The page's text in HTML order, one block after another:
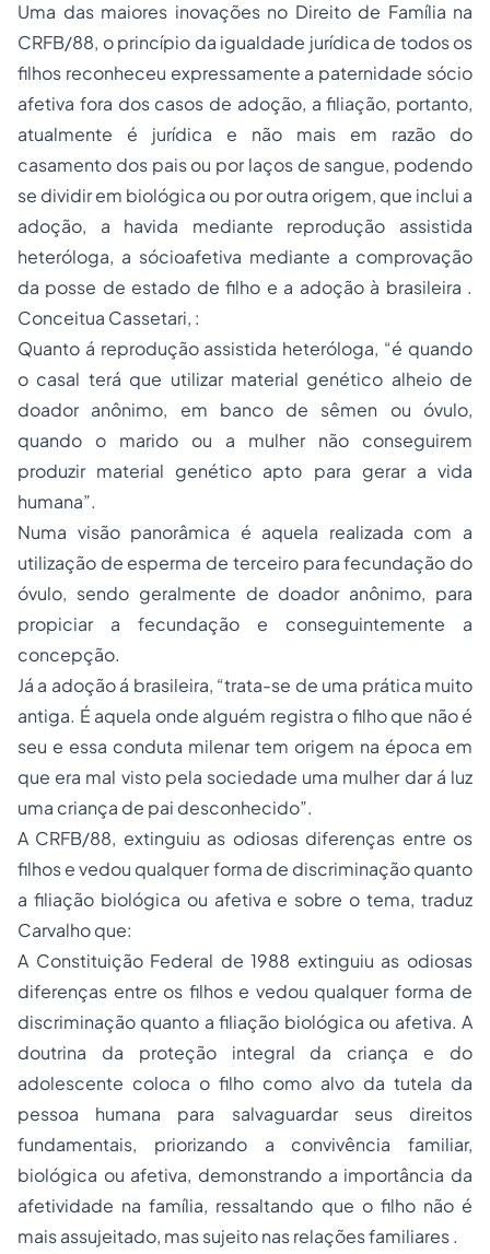
Uma das maiores inovações no Direito de Família na
CRFB/88, o princípio da igualdade jurídica de todos os
filhos reconheceu expressamente a paternidade sócio
afetiva fora dos casos de adoção, a filiação, portanto,
atualmente é jurídica e não mais em razão do
casamento dos pais ou por laços de sangue, podendo
se dividir em biológica ou por outra origem, que inclui a
adoção, a havida mediante reprodução assistida
heteróloga, a sócioafetiva mediante a comprovação
da posse de estado de filho e a adoção à brasileira .
Conceitua Cassetari, :
Quanto á reprodução assistida heteróloga, “é quando
o casal terá que utilizar material genético alheio de
doador anônimo, em banco de sêmen ou óvulo,
quando o marido ou a mulher não conseguirem
produzir material genético apto para gerar a vida
humana”.
Numa visão panorâmica é aquela realizada com a
utilização de esperma de terceiro para fecundação do
óvulo, sendo geralmente de doador anônimo, para
propiciar a fecundação e conseguintemente a
concepção.
Já a adoção á brasileira, “trata-se de uma prática muito
antiga. É aquela onde alguém registra o filho que não é
seu e essa conduta milenar tem origem na época em
que era mal visto pela sociedade uma mulher dar á luz
uma criança de pai desconhecido”.
A CRFB/88, extinguiu as odiosas diferenças entre os
filhos e vedou qualquer forma de discriminação quanto
a filiação biológica ou afetiva e sobre o tema, traduz
Carvalho que:
A Constituição Federal de 1988 extinguiu as odiosas
diferenças entre os filhos e vedou qualquer forma de
discriminação quanto a filiação biológica ou afetiva. A
doutrina da proteção integral da criança e do
adolescente coloca o filho como alvo da tutela da
pessoa humana para salvaguardar seus direitos
fundamentais, priorizando a convivência familiar,
biológica ou afetiva, demonstrando a importância da
afetividade na família, ressaltando que o filho não é
mais assujeitado, mas sujeito nas relações familiares .